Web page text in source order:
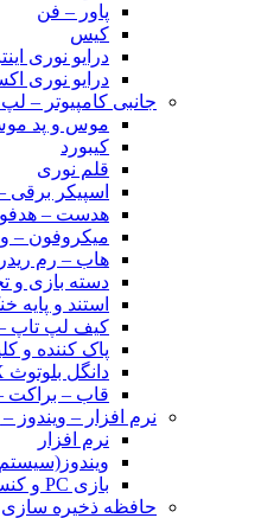
پاور – فن
کیس
درایو نوری
درایو نوری
جانبی کامپیوتر –
موس و پد
کیبورد
قلم نوری
اسپیکر برقی
هدست –
میکروفون –
هاب – رم ریدر
دسته بازی و
استند و پایه
کیف لپ تاپ
پاک کننده و
دانگل بلوتوث USB – AUX
قاب – براکت
نرم افزار – ویندوز
نرم افزار
بازی PC و کنسول
حافظه ذخیره سازی